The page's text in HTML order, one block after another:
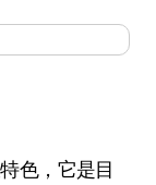
色，它是目